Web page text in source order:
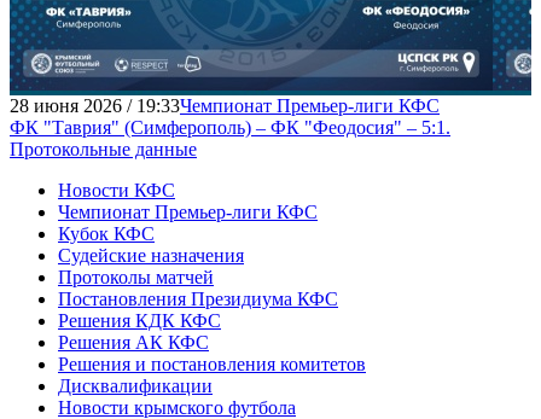
28 июня 2026 / 19:33Чемпионат Премьер-лиги КФС
ФК "Таврия" (Симферополь) – ФК "Феодосия" – 5:1.
Протокольные данные
Новости КФС
Чемпионат Премьер-лиги КФС
Кубок КФС
Судейские назначения
Протоколы матчей
Постановления Президиума КФС
Решения КДК КФС
Решения АК КФС
Решения и постановления комитетов
Дисквалификации
Новости крымского футбола